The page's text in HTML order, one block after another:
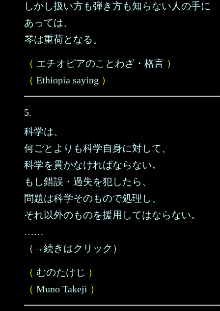
しかし扱い方も弾き方も知らない人の手に
あっては、
琴は重荷となる。
（ エチオピアのことわざ・格言 ）
（ Ethiopia saying ）
5.
科学は、
何ごとよりも科学自身に対して、
科学を貫かなければならない。
もし錯誤・過失を犯したら、
問題は科学そのもので処理し、
それ以外のものを援用してはならない。
……
（→続きはクリック）
（ むのたけじ ）
（ Muno Takeji ）